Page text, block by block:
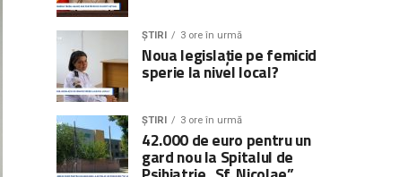
ȘTIRI 3 ore în urmă
Noua legislație pe femicid
sperie la nivel local?
ȘTIRI 3 ore în urmă
42.000 de euro pentru un
gard nou la Spitalul de